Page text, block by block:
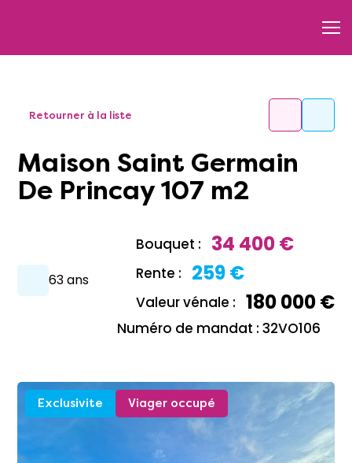
Retourner à la liste
Maison Saint Germain
De Princay 107 m2
63 ans
Bouquet : 34 400 €
Rente : 259 €
Valeur vénale : 180 000 €
Numéro de mandat : 32VO106
Exclusivite Viager occupé